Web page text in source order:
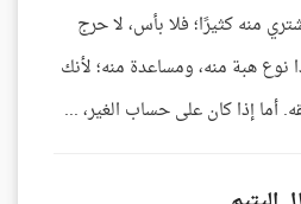
منه كثيرًا؛ فلا بأس، لا حرج
نوع هبة منه، ومساعدة منه؛ لأنك
أما إذا كان على حساب الغير، ...